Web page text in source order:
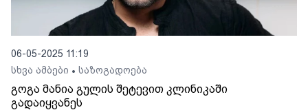
06-05-2025 11:19
სხვა ამბები • საზოგადოება
გოგა მანია გულის შეტევით კლინიკაში
გადაიყვანეს